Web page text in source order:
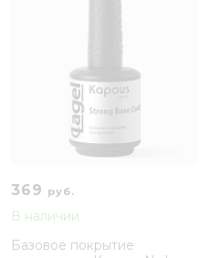
369 руб.
В наличии
Базовое покрытие